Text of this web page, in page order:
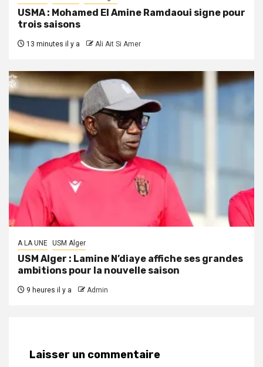
USMA : Mohamed El Amine Ramdaoui signe pour
trois saisons
13 minutes il y a Ali Ait Si Amer
A LA UNE USM Alger
USM Alger : Lamine N’diaye affiche ses grandes
ambitions pour la nouvelle saison
9 heures il y a Admin
Laisser un commentaire